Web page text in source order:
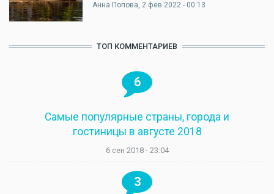
Анна Попова, 2 фев 2022 - 00:13
ТОП КОММЕНТАРИЕВ
6
Самые популярные страны, города и
гостиницы в августе 2018
6 сен 2018 - 23:04
3